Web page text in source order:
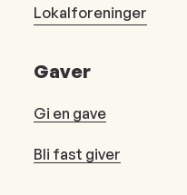
Lokalforeninger
Gaver
Gi en gave
Bli fast giver